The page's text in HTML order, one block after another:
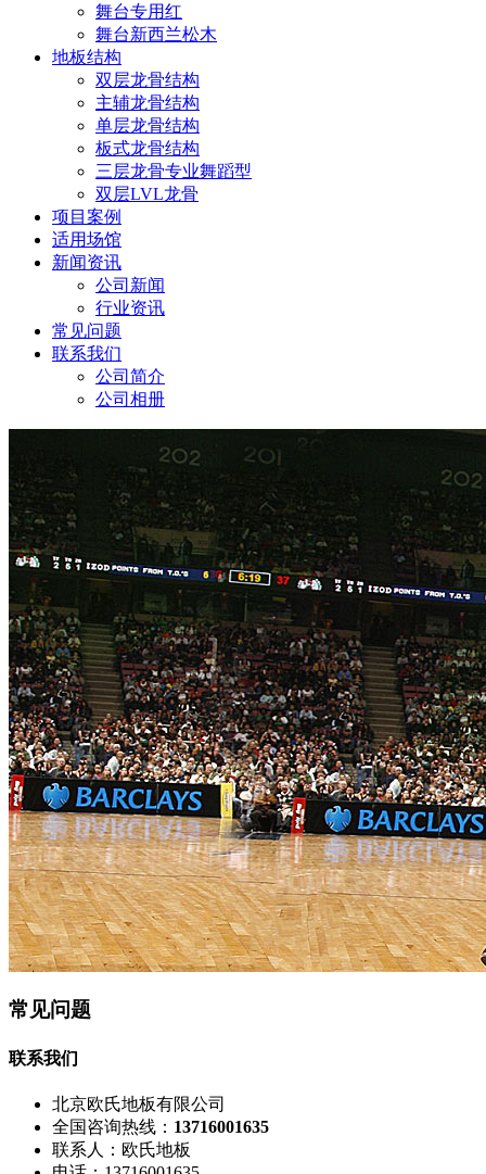
舞台专用红
舞台新西兰松木
地板结构
双层龙骨结构
主辅龙骨结构
单层龙骨结构
板式龙骨结构
三层龙骨专业舞蹈型
双层LVL龙骨
项目案例
适用场馆
新闻资讯
公司新闻
行业资讯
常见问题
联系我们
公司简介
公司相册
常见问题
联系我们
北京欧氏地板有限公司
全国咨询热线： 13716001635
联系人：欧氏地板